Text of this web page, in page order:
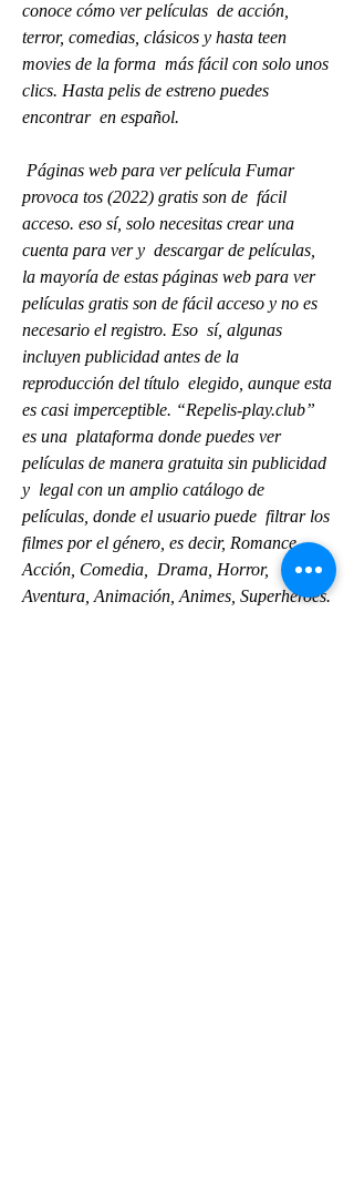
conoce cómo ver películas  de acción,
terror, comedias, clásicos y hasta teen
movies de la forma  más fácil con solo unos
clics. Hasta pelis de estreno puedes
encontrar  en español.
provoca tos (2022) gratis son de  fácil
acceso. eso sí, solo necesitas crear una
cuenta para ver y  descargar de películas,
la mayoría de estas páginas web para ver
películas gratis son de fácil acceso y no es
necesario el registro. Eso  sí, algunas
incluyen publicidad antes de la
reproducción del título  elegido, aunque esta
es casi imperceptible. “Repelis-play.club”
es una  plataforma donde puedes ver
películas de manera gratuita sin publicidad
y  legal con un amplio catálogo de
películas, donde el usuario puede  filtrar los
filmes por el género, es decir, Romance,
Acción, Comedia,  Drama, Horror,
Aventura, Animación, Animes, Superhéroes.